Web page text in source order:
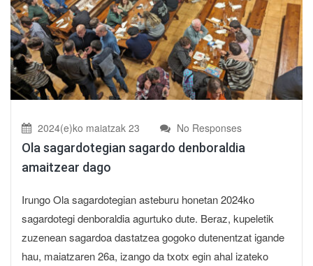
2024(e)ko maiatzak 23 No Responses
Ola sagardotegian sagardo denboraldia
amaitzear dago
Irungo Ola sagardotegian asteburu honetan 2024ko
sagardotegi denboraldia agurtuko dute. Beraz, kupeletik
zuzenean sagardoa dastatzea gogoko dutenentzat igande
hau, maiatzaren 26a, izango da txotx egin ahal izateko